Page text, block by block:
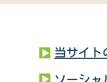
当サイト
ソーシャ